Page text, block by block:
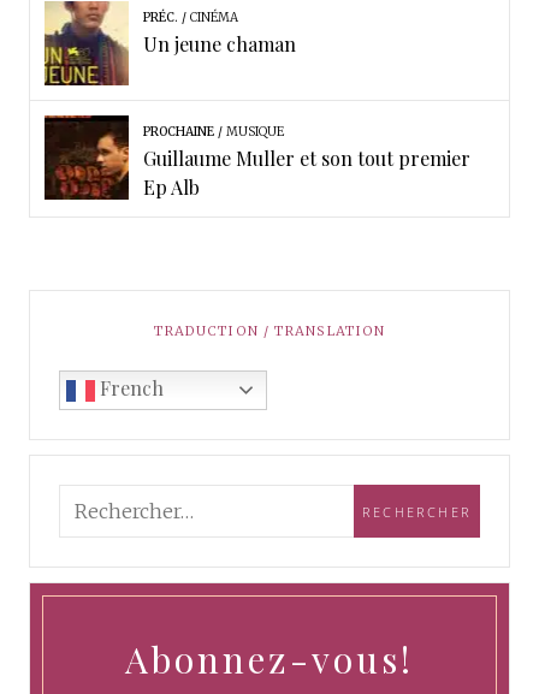
PRÉC. CINÉMA
Un jeune chaman
PROCHAINE MUSIQUE
Guillaume Muller et son tout premier
Ep Alb
TRADUCTION / TRANSLATION
French
Abonnez-vous!